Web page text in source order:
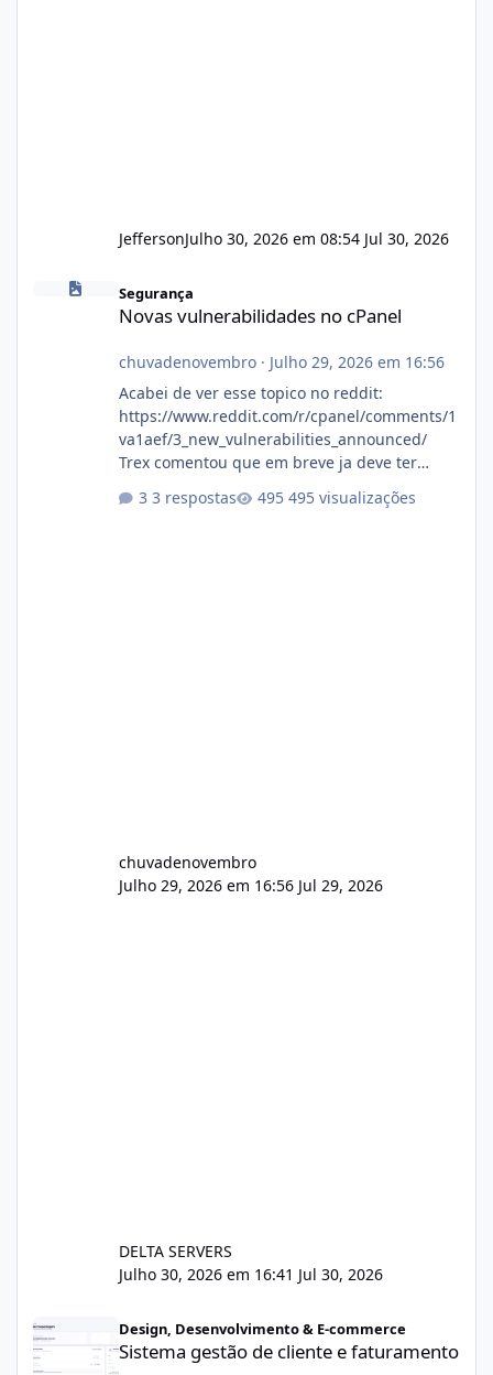
JeffersonJulho 30, 2026 em 08:54 Jul 30, 2026
Novas vulnerabilidades no cPanel
Segurança
Novas vulnerabilidades no cPanel
chuvadenovembro· Julho 29, 2026 em 16:56
Acabei de ver esse topico no reddit:
https://www.reddit.com/r/cpanel/comments/1
va1aef/3_new_vulnerabilities_announced/
Trex comentou que em breve ja deve ter
3 respostas 495 visualizações
chuvadenovembro
Julho 29, 2026 em 16:56 Jul 29, 2026
DELTA SERVERS
Julho 30, 2026 em 16:41 Jul 30, 2026
Design, Desenvolvimento & E-commerce
Sistema gestão de cliente e faturamento